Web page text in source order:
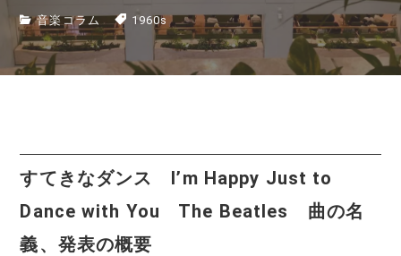
音楽コラム 1960s
すてきなダンス I’m Happy Just to
Dance with You The Beatles 曲の名
義、発表の概要